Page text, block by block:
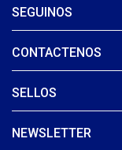
SEGUINOS
CONTACTENOS
SELLOS
NEWSLETTER